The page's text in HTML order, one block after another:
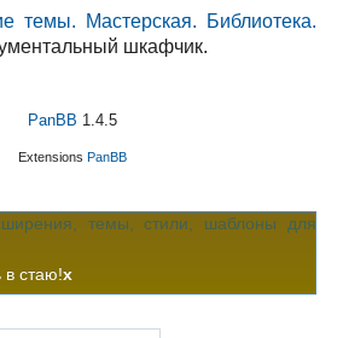
темы. Мастерская. Библиотека.
шкафчик.
PanBB 1.4.5
Extensions PanBB
в стаю!x